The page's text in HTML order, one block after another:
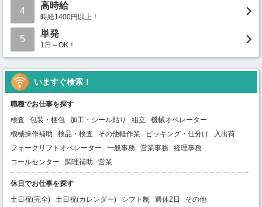
4
高時給
時給1400円以上！
5
単発
1日～OK！
いますぐ検索！
職種でお仕事を探す
検査
包装・梱包 加工・シール貼り 組立
機械オペレーター
機械操作補助
検品・検査 その他軽作業 ピッキング・仕分け
入出荷
フォークリフトオペレーター
一般事務 営業事務
経理事務
コールセンター
調理補助 営業
休日でお仕事を探す
土日祝(完全)
土日祝(カレンダー) シフト制 週休2日 その他